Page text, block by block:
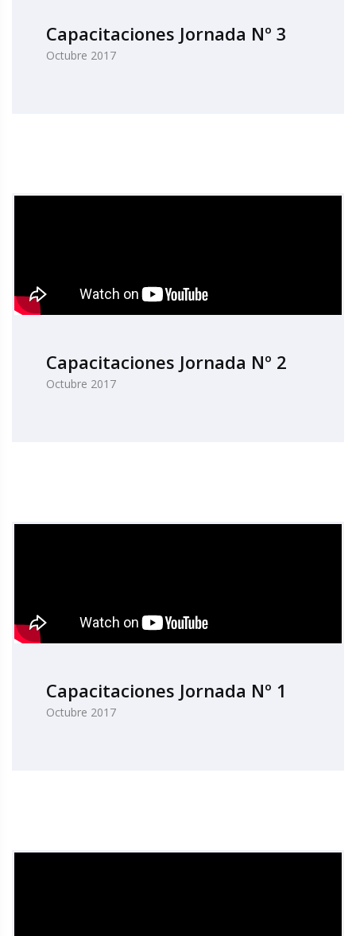
Capacitaciones Jornada Nº 3
Octubre 2017
Capacitaciones Jornada Nº 2
Octubre 2017
Capacitaciones Jornada Nº 1
Octubre 2017